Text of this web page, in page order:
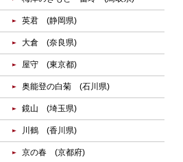
英君 (静岡県)
大倉 (奈良県)
屋守 (東京都)
奥能登の白菊 (石川県)
鏡山 (埼玉県)
川鶴 (香川県)
京の春 (京都府)